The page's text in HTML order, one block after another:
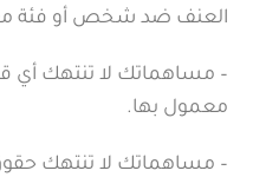
العنف ضد شخص أو فئة
– مساهماتك لا تنتهك أي
معمول بها.
– مساهماتك لا تنتهك